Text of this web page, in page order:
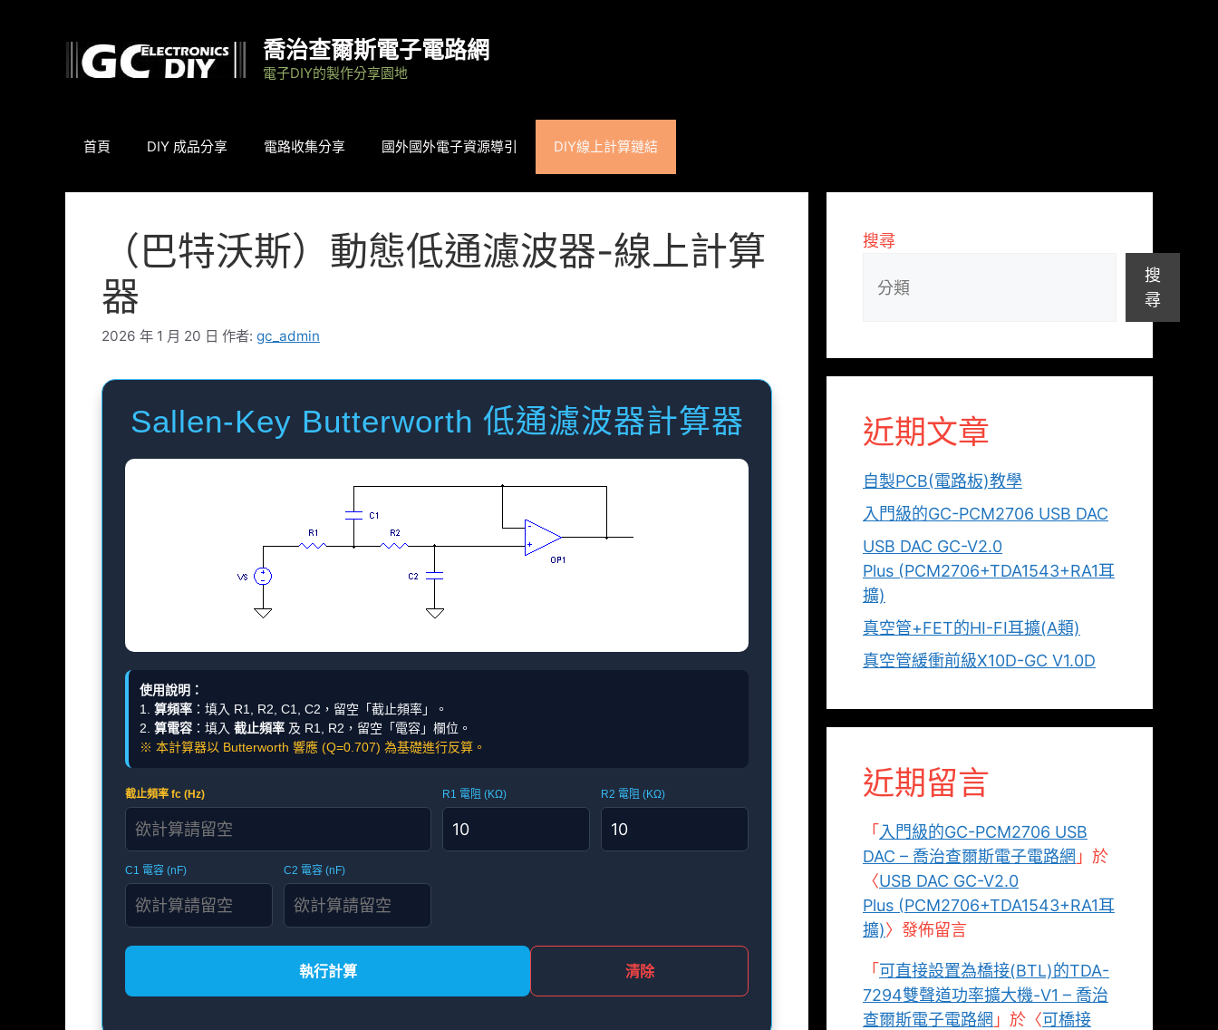
喬治查爾斯電子電路網
電子DIY的製作分享園地
首頁 DIY 成品分享 電路收集分享 國外國外電子資源導引 DIY線上計算鏈結
（巴特沃斯）動態低通濾波器-線上計算
器
2026 年 1 月 20 日 作者: gc_admin
Sallen-Key Butterworth 低通濾波器計算器
使用說明：
1. 算頻率 ：填入 R1, R2, C1, C2，留空「截止頻率」。
2. 算電容 ：填入 截止頻率 及 R1, R2，留空「電容」欄位。
※ 本計算器以 Butterworth 響應 (Q=0.707) 為基礎進行反算。
截止頻率 fc (Hz) R1 電阻 (KΩ) R2 電阻 (KΩ)
C1 電容 (nF) C2 電容 (nF)
執行計算 清除
搜尋
搜
尋
近期文章
自製PCB(電路板)教學
入門級的GC-PCM2706 USB DAC
USB DAC GC-V2.0
Plus (PCM2706+TDA1543+RA1耳
擴)
真空管+FET的HI-FI耳擴(A類)
真空管緩衝前級X10D-GC V1.0D
近期留言
「 入門級的GC-PCM2706 USB
DAC – 喬治查爾斯電子電路網 」於
〈USB DAC GC-V2.0
Plus (PCM2706+TDA1543+RA1耳
擴)〉發佈留言
「 可直接設置為橋接(BTL)的TDA-
7294雙聲道功率擴大機-V1 – 喬治
查爾斯電子電路網 」於〈可橋接